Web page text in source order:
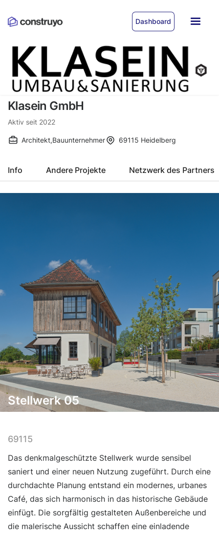
Dashboard
Klasein GmbH
Aktiv seit 2022
Architekt,Bauunternehmer 69115 Heidelberg
Info Andere Projekte Netzwerk des Partners
Stellwerk 05
69115
Das denkmalgeschützte Stellwerk wurde sensibel
saniert und einer neuen Nutzung zugeführt. Durch eine
durchdachte Planung entstand ein modernes, urbanes
Café, das sich harmonisch in das historische Gebäude
einfügt. Die sorgfältig gestalteten Außenbereiche und
die malerische Aussicht schaffen eine einladende